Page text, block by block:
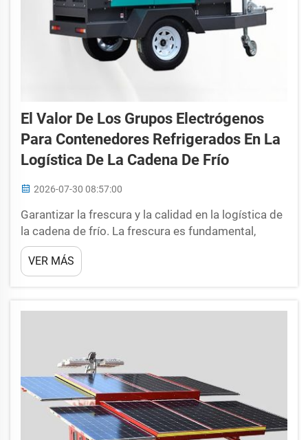
El Valor De Los Grupos Electrógenos
Para Contenedores Refrigerados En La
Logística De La Cadena De Frío
2026-07-30 08:57:00
Garantizar la frescura y la calidad en la logística de
la cadena de frío. La frescura es fundamental,
especialmente al transportar productos
perecederos como mariscos o lácteos. Uno de
ellos es el grupo electrógeno para contenedores
la temperatura óptima durante todo el trayecto...
VER MÁS